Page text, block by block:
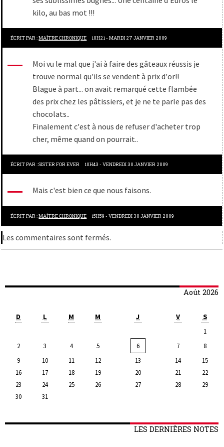
Août 2026
D L M M J V S
1
2
3 4 5 6 7
8
9
10 11 12 13 14
15
16
17 18 19 20 21
22
23
24 25 26 27 28
29
30
31
LES DERNIÈRES NOTES
kilo, au bas mot !!!
ÉCRIT PAR :MAÎTRE CHRONIQUE 10H21-MARDI 27 JANVIER 2009
Moi vu le mal que j'ai à faire des gâteaux réussis je
trouve normal qu'ils se vendent à prix d'or!!
Blague à part... on avait remarqué cette flambée
des prix chez les pâtissiers, et je ne te parle pas des
chocolats..
Finalement c'est à nous de refuser d'acheter trop
cher, même quand on pourrait..
ÉCRIT PAR :SISTER FOR EVER 10H43 -VENDREDI 30 JANVIER 2009
Mais c'est bien ce que nous faisons.
ÉCRIT PAR :MAÎTRE CHRONIQUE 15H59 -VENDREDI 30 JANVIER 2009
Les commentaires sont fermés.